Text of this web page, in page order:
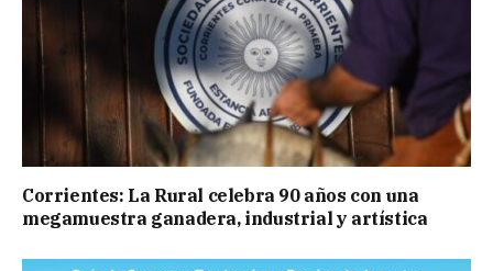
Corrientes: La Rural celebra 90 años con una
megamuestra ganadera, industrial y artística